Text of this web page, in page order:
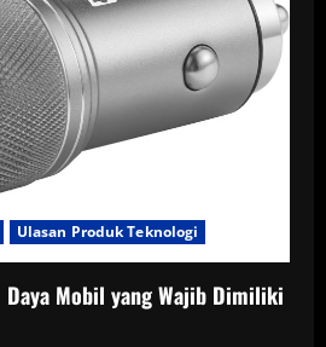
Ulasan Produk Teknologi
Daya Mobil yang Wajib Dimiliki